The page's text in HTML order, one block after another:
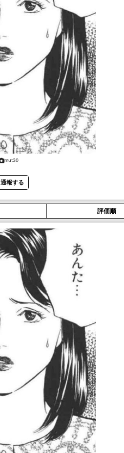
mut30
通報する
評価順